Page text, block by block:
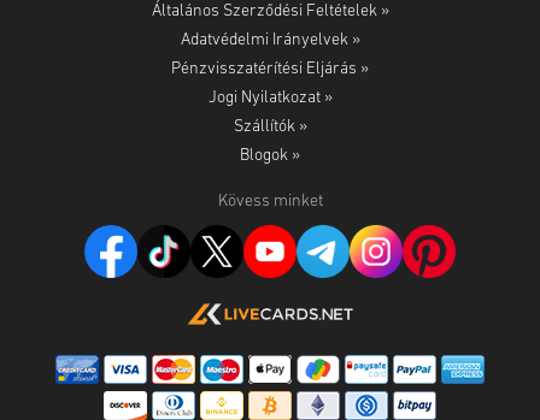
Általános Szerződési Feltételek »
Adatvédelmi Irányelvek »
Pénzvisszatérítési Eljárás »
Jogi Nyilatkozat »
Szállítók »
Blogok »
Kövess minket